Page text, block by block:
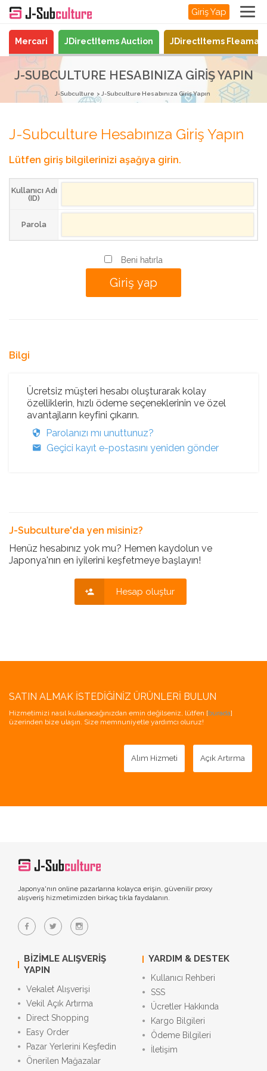
Giriş Yap
Mercari JDirectItems Auction JDirectItems
J-SUBCULTURE HESABINIZA GIRIŞ YAPIN
J-Subculture J-Subculture Hesabınıza Giriş Yapın
J-Subculture Hesabınıza Giriş Yapın
Lütfen giriş bilgilerinizi aşağıya girin.
Kullanıcı Adı
(ID)
Parola
Beni hatırla
Bilgi
Ücretsiz müşteri hesabı oluşturarak kolay
özelliklerin, hızlı ödeme seçeneklerinin ve özel
avantajların keyfini çıkarın.
Parolanızı mı unuttunuz?
Geçici kayıt e-postasını yeniden gönder
J-Subculture'da yen misiniz?
Henüz hesabınız yok mu? Hemen kaydolun ve
Japonya'nın en iyilerini keşfetmeye başlayın!
Hesap oluştur
SATIN ALMAK İSTEDIĞINIZ ÜRÜNLERI BULUN
Hizmetimizi nasıl kullanacağınızdan emin değilseniz, lütfen [burada]
üzerinden bize ulaşın. Size memnuniyetle yardımcı oluruz!
Alım Hizmeti Açık Artırma
Japonya'nın online pazarlarına kolayca erişin, güvenilir proxy
alışveriş hizmetimizden birkaç tıkla faydalanın.
BIZIMLE ALIŞVERIŞ
YAPIN
Vekalet Alışverişi
Vekil Açık Artırma
Direct Shopping
Easy Order
Pazar Yerlerini Keşfedin
Önerilen Mağazalar
YARDIM & DESTEK
Kullanıcı Rehberi
SSS
Ücretler Hakkında
Kargo Bilgileri
Ödeme Bilgileri
İletişim